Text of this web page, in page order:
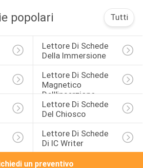
popolari Tutti
Lettore Di Schede
Della Immersione
Lettore Di Schede
Magnetico
Dell'inserzione
Lettore Di Schede
Del Chiosco
Lettore Di Schede
Di IC Writer
un preventivo